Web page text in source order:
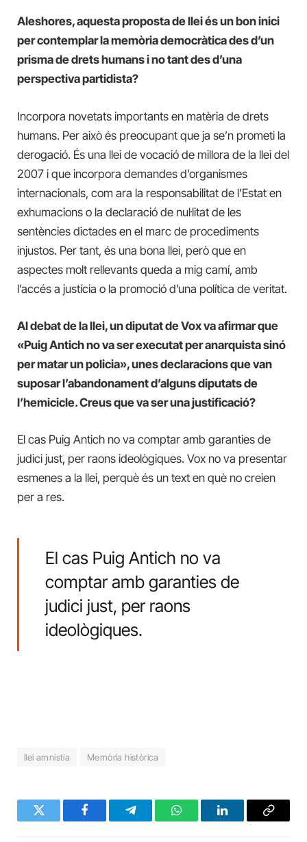
Aleshores, aquesta proposta de llei és un bon inici
per contemplar la memòria democràtica des d’un
prisma de drets humans i no tant des d’una
perspectiva partidista?
Incorpora novetats importants en matèria de drets
humans. Per això és preocupant que ja se’n prometi la
derogació. És una llei de vocació de millora de la llei del
2007 i que incorpora demandes d’organismes
internacionals, com ara la responsabilitat de l’Estat en
exhumacions o la declaració de nul·litat de les
sentències dictades en el marc de procediments
injustos. Per tant, és una bona llei, però que en
aspectes molt rellevants queda a mig camí, amb
l’accés a justícia o la promoció d’una política de veritat.
Al debat de la llei, un diputat de Vox va afirmar que
«Puig Antich no va ser executat per anarquista sinó
per matar un policia», unes declaracions que van
suposar l’abandonament d’alguns diputats de
l’hemicicle. Creus que va ser una justificació?
El cas Puig Antich no va comptar amb garanties de
judici just, per raons ideològiques. Vox no va presentar
esmenes a la llei, perquè és un text en què no creien
per a res.
El cas Puig Antich no va
comptar amb garanties de
judici just, per raons
ideològiques.
llei amnistia Memòria històrica
Twitter FacebookTelegramWhatsAppLinkedInCopy